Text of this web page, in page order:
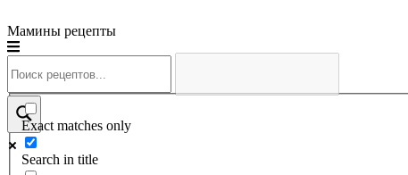
Мамины рецепты
Exact matches only
Search in title